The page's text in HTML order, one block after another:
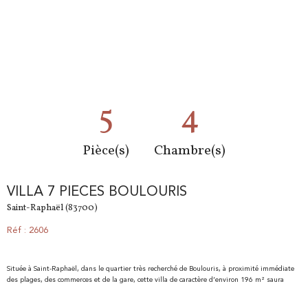
5
Pièce(s)
4
Chambre(s)
VILLA 7 PIECES BOULOURIS
Saint-Raphaël (83700)
Réf : 2606
Située à Saint-Raphaël , dans le quartier très recherché de Boulouris, à proximité immédiate
des plages, des commerces et de la gare, cette villa de caractère d’environ 196 m² saura